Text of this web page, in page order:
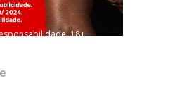
18+